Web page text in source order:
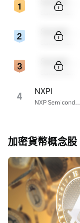
4 NXP Semiconductors
NXPI
加密貨幣概念股